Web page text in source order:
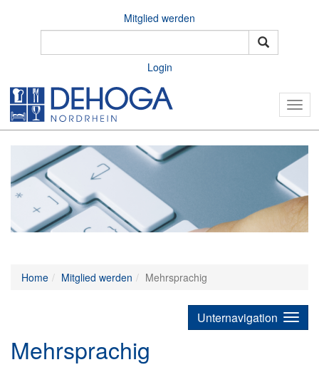
Mitglied werden
Login
Home Mitglied werden Mehrsprachig
Unternavigation
Mehrsprachig